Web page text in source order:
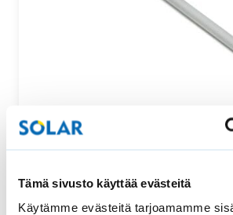
Tämä sivusto käyttää evästeitä
Käytämme evästeitä tarjoamamme
Säätötanko ylhäältä ja alhaalta
vekkikaihtimeen